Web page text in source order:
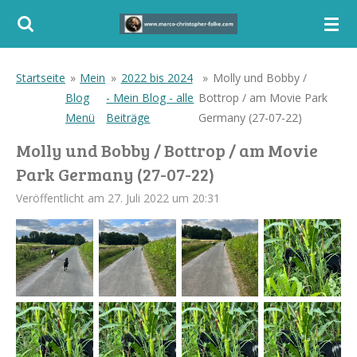
Zum
Startseite » Mein
Blog
Menü
» 2022 bis 2024
- Mein Blog - alle
Beiträge
» Molly und Bobby /
Bottrop / am Movie Park
Germany (27-07-22)
Molly und Bobby / Bottrop / am Movie
Park Germany (27-07-22)
Veröffentlicht am 27. Juli 2022 um 20:31